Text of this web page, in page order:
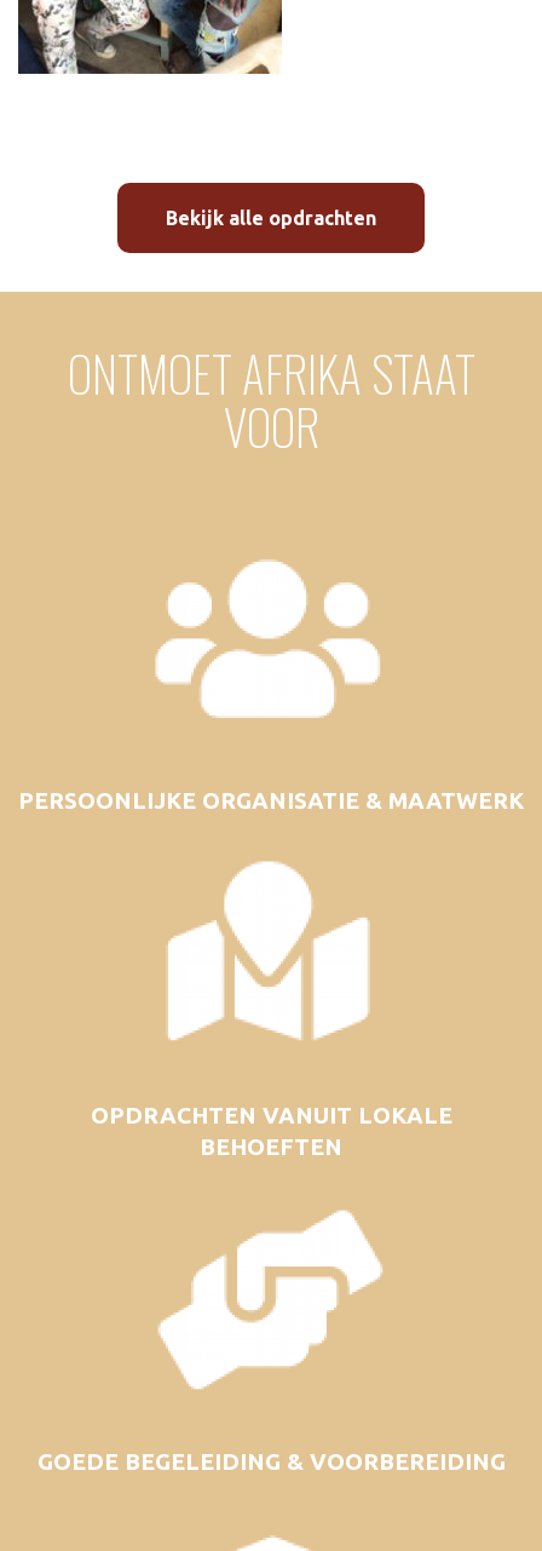
Bekijk alle opdrachten
ONTMOET AFRIKA STAAT
VOOR
PERSOONLIJKE ORGANISATIE & MAATWERK
OPDRACHTEN VANUIT LOKALE
BEHOEFTEN
GOEDE BEGELEIDING & VOORBEREIDING